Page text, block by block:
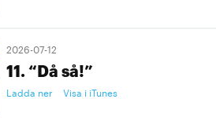
2026-07-12
11. “Då så!”
Ladda ner Visa i iTunes